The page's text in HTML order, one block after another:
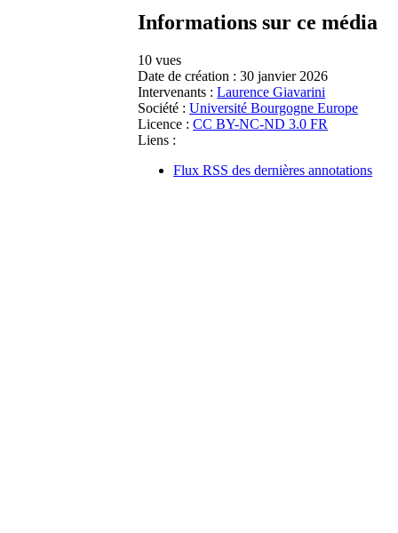
Informations sur ce média
10 vues
Date de création : 30 janvier 2026
Intervenants : Laurence Giavarini
Société : Université Bourgogne Europe
Licence : CC BY-NC-ND 3.0 FR
Liens :
Flux RSS des dernières annotations